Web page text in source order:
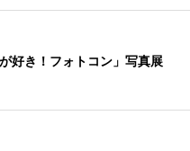
好き！フォトコン」写真展